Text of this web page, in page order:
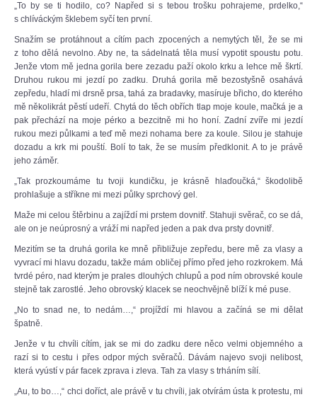
„To by se ti hodilo, co? Napřed si s tebou trošku pohrajeme, prdelko,“
s chlíváckým šklebem syčí ten první.
Snažím se protáhnout a cítím pach zpocených a nemytých těl, že se mi
z toho dělá nevolno. Aby ne, ta sádelnatá těla musí vypotit spoustu potu.
Jenže vtom mě jedna gorila bere zezadu paží okolo krku a lehce mě škrtí.
Druhou rukou mi jezdí po zadku. Druhá gorila mě bezostyšně osahává
zepředu, hladí mi drsně prsa, tahá za bradavky, masíruje břicho, do kterého
mě několikrát pěstí udeří. Chytá do těch obřích tlap moje koule, mačká je a
pak přechází na moje pérko a bezcitně mi ho honí. Zadní zvíře mi jezdí
rukou mezi půlkami a teď mě mezi nohama bere za koule. Silou je stahuje
dozadu a krk mi pouští. Bolí to tak, že se musím předklonit. A to je právě
jeho záměr.
„Tak prozkoumáme tu tvoji kundičku, je krásně hlaďoučká,“ škodolibě
prohlašuje a stříkne mi mezi půlky sprchový gel.
Maže mi celou štěrbinu a zajíždí mi prstem dovnitř. Stahuji svěrač, co se dá,
ale on je neúprosný a vráží mi napřed jeden a pak dva prsty dovnitř.
Mezitím se ta druhá gorila ke mně přibližuje zepředu, bere mě za vlasy a
vyvrací mi hlavu dozadu, takže mám obličej přímo před jeho rozkrokem. Má
tvrdé péro, nad kterým je prales dlouhých chlupů a pod ním obrovské koule
stejně tak zarostlé. Jeho obrovský klacek se neochvějně blíží k mé puse.
„No to snad ne, to nedám…,“ projíždí mi hlavou a začíná se mi dělat
špatně.
Jenže v tu chvíli cítím, jak se mi do zadku dere něco velmi objemného a
razí si to cestu i přes odpor mých svěračů. Dávám najevo svoji nelibost,
která vyústí v pár facek zprava i zleva. Tah za vlasy s trháním sílí.
„Au, to bo…,“ chci doříct, ale právě v tu chvíli, jak otvírám ústa k protestu, mi